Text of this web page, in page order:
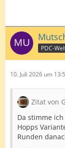
PDC-
10. Juli 2026 um
Zitat von
Da stimme
Hopps
Runden